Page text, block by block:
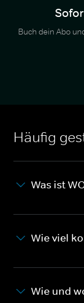
Buch dein Abo
Häufig
Was ist
Wie viel
Wie und